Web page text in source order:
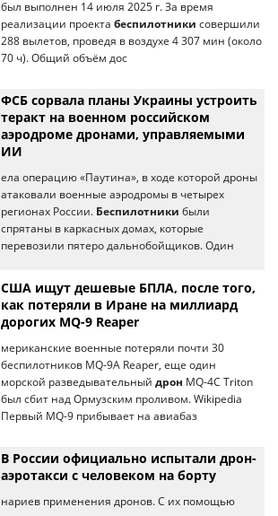
был выполнен 14 июля 2025 г. За время
реализации проекта беспилотники совершили
288 вылетов, проведя в воздухе 4 307 мин (около
70 ч). Общий объём дос
ФСБ сорвала планы Украины устроить
теракт на военном российском
аэродроме дронами, управляемыми
ИИ
ела операцию «Паутина», в ходе которой дроны
атаковали военные аэродромы в четырех
регионах России. Беспилотники были
спрятаны в каркасных домах, которые
перевозили пятеро дальнобойщиков. Один
США ищут дешевые БПЛА, после того,
как потеряли в Иране на миллиард
дорогих MQ-9 Reaper
мериканские военные потеряли почти 30
беспилотников MQ-9A Reaper, еще один
морской разведывательный дрон MQ-4C Triton
был сбит над Ормузским проливом. Wikipedia
Первый MQ-9 прибывает на авиабаз
В России официально испытали дрон-
аэротакси с человеком на борту
нариев применения дронов. С их помощью